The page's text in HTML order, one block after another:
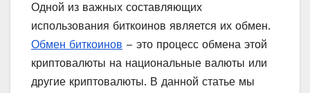
Одной из важных составляющих
использования биткоинов является их обмен.
Обмен биткоинов – это процесс обмена этой
криптовалюты на национальные валюты или
другие криптовалюты. В данной статье мы